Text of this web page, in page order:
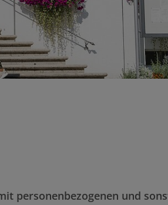
personenbezogenen und